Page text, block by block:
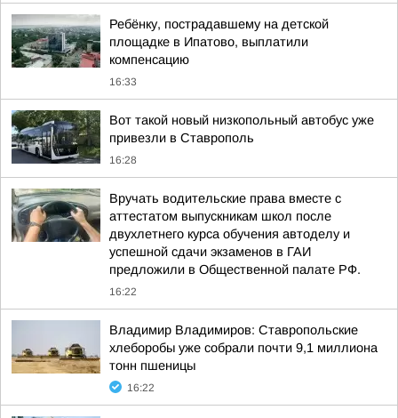
Ребёнку, пострадавшему на детской
площадке в Ипатово, выплатили
компенсацию
16:33
Вот такой новый низкопольный автобус уже
привезли в Ставрополь
16:28
Вручать водительские права вместе с
аттестатом выпускникам школ после
двухлетнего курса обучения автоделу и
успешной сдачи экзаменов в ГАИ
предложили в Общественной палате РФ.
16:22
Владимир Владимиров: Ставропольские
хлеборобы уже собрали почти 9,1 миллиона
тонн пшеницы
16:22